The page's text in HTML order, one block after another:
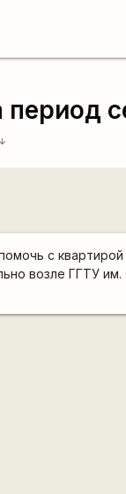
arrow_downward
с
возле ГГТУ